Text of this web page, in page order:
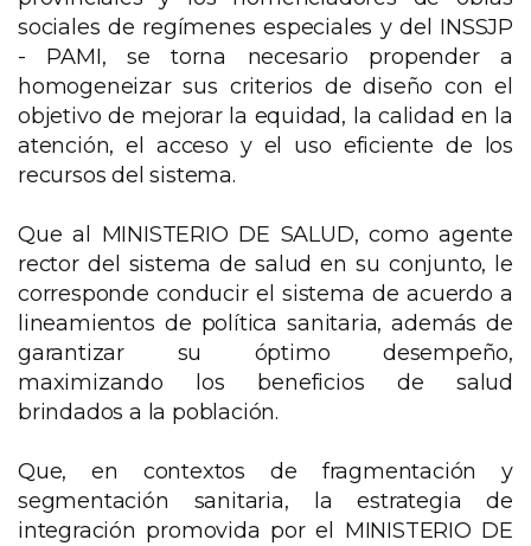
sociales de regímenes especiales y del INSSJP
- PAMI, se torna necesario propender a
homogeneizar sus criterios de diseño con el
objetivo de mejorar la equidad, la calidad en la
atención, el acceso y el uso eficiente de los
recursos del sistema.
Que al MINISTERIO DE SALUD, como agente
rector del sistema de salud en su conjunto, le
corresponde conducir el sistema de acuerdo a
lineamientos de política sanitaria, además de
garantizar su óptimo desempeño,
maximizando los beneficios de salud
brindados a la población.
Que, en contextos de fragmentación y
segmentación sanitaria, la estrategia de
integración promovida por el MINISTERIO DE